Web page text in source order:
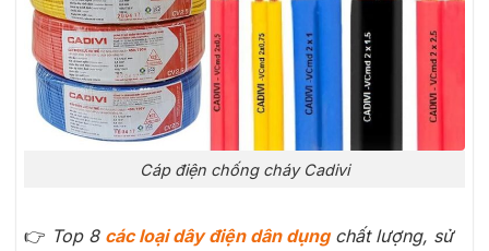
Cáp điện chống cháy Cadivi
👉 Top 8 các loại dây điện dân dụngchất lượng, sử